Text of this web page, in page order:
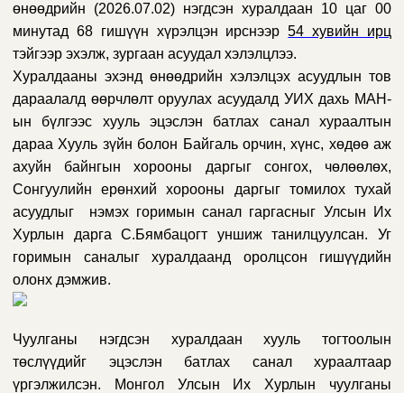
өнөөдрийн (2026.07.02) нэгдсэн хуралдаан 10 цаг 00
минутад 68 гишүүн хүрэлцэн ирснээр54 хувийн ирц
тэйгээр эхэлж, зургаан асуудал хэлэлцлээ.
Хуралдааны эхэнд өнөөдрийн хэлэлцэх асуудлын тов
дараалалд өөрчлөлт оруулах асуудалд УИХ дахь МАН-
ын бүлгээс хууль эцэслэн батлах санал хураалтын
дараа Хууль зүйн болон Байгаль орчин, хүнс, хөдөө аж
ахуйн байнгын хорооны даргыг сонгох, чөлөөлөх,
Сонгуулийн ерөнхий хорооны даргыг томилох тухай
асуудлыг нэмэх горимын санал гаргасныг Улсын Их
Хурлын дарга С.Бямбацогт уншиж танилцуулсан. Уг
горимын саналыг хуралдаанд оролцсон гишүүдийн
олонх дэмжив.
Чуулганы нэгдсэн хуралдаан хууль тогтоолын
төслүүдийг эцэслэн батлах санал хураалтаар
үргэлжилсэн. Монгол Улсын Их Хурлын чуулганы